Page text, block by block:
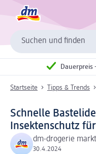
Suchen und finden
Dauerpreis
Startseite Tipps & Trends
Schnelle
Insektenschutz
dm-drogerie markt
30.4.2024